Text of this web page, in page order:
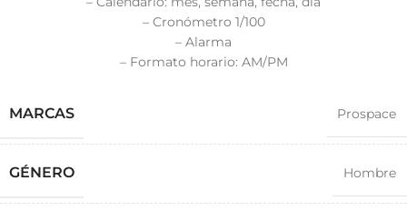
– Cronómetro 1/100
– Alarma
– Formato horario: AM/PM
MARCAS Prospace
GÉNERO Hombre